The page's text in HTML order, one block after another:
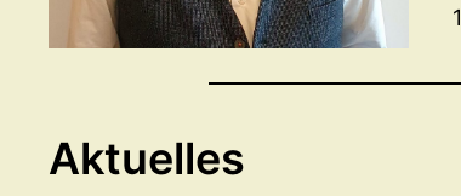
Aktuelles